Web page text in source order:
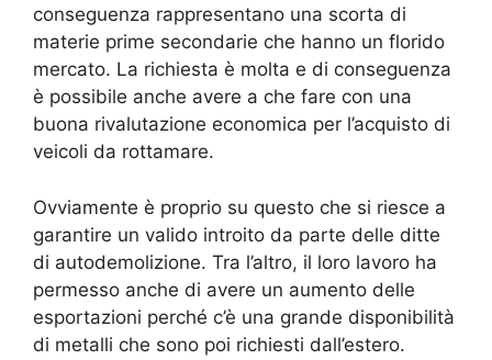
conseguenza rappresentano una scorta di
materie prime secondarie che hanno un florido
mercato. La richiesta è molta e di conseguenza
è possibile anche avere a che fare con una
buona rivalutazione economica per l’acquisto di
veicoli da rottamare.
Ovviamente è proprio su questo che si riesce a
garantire un valido introito da parte delle ditte
di autodemolizione. Tra l’altro, il loro lavoro ha
permesso anche di avere un aumento delle
esportazioni perché c’è una grande disponibilità
di metalli che sono poi richiesti dall’estero.